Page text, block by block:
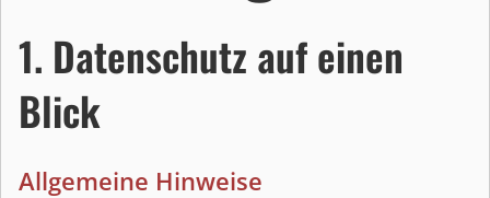
1. Datenschutz auf einen
Blick
Allgemeine Hinweise